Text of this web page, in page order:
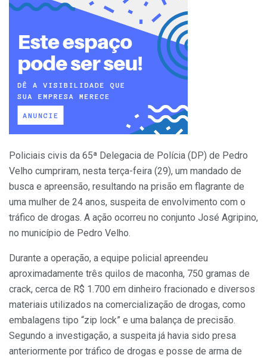
Policiais civis da 65ª Delegacia de Polícia (DP) de Pedro
Velho cumpriram, nesta terça-feira (29), um mandado de
busca e apreensão, resultando na prisão em flagrante de
uma mulher de 24 anos, suspeita de envolvimento com o
tráfico de drogas. A ação ocorreu no conjunto José Agripino,
no município de Pedro Velho.
Durante a operação, a equipe policial apreendeu
aproximadamente três quilos de maconha, 750 gramas de
crack, cerca de R$ 1.700 em dinheiro fracionado e diversos
materiais utilizados na comercialização de drogas, como
embalagens tipo “zip lock” e uma balança de precisão.
Segundo a investigação, a suspeita já havia sido presa
anteriormente por tráfico de drogas e posse de arma de